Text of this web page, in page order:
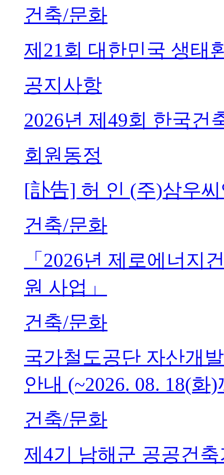
건축/문화
제21회 대한민국 생태
공지사항
2026년 제49회 한국건
회원동정
[訃告] 허 인 (주)삼우
건축/문화
「2026년 제로에너지
원 사업」
건축/문화
국가철도공단 자산개
안내 (~2026. 08. 18(화
건축/문화
제4기 남해군 공공건